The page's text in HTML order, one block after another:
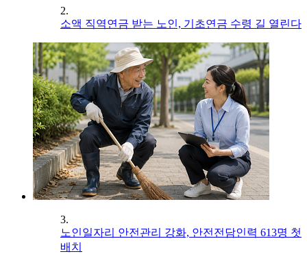
2.
소액 직역연금 받는 노인, 기초연금 수령 길 열린다
3.
노인일자리 안전관리 강화, 안전전담인력 613명 첫
배치